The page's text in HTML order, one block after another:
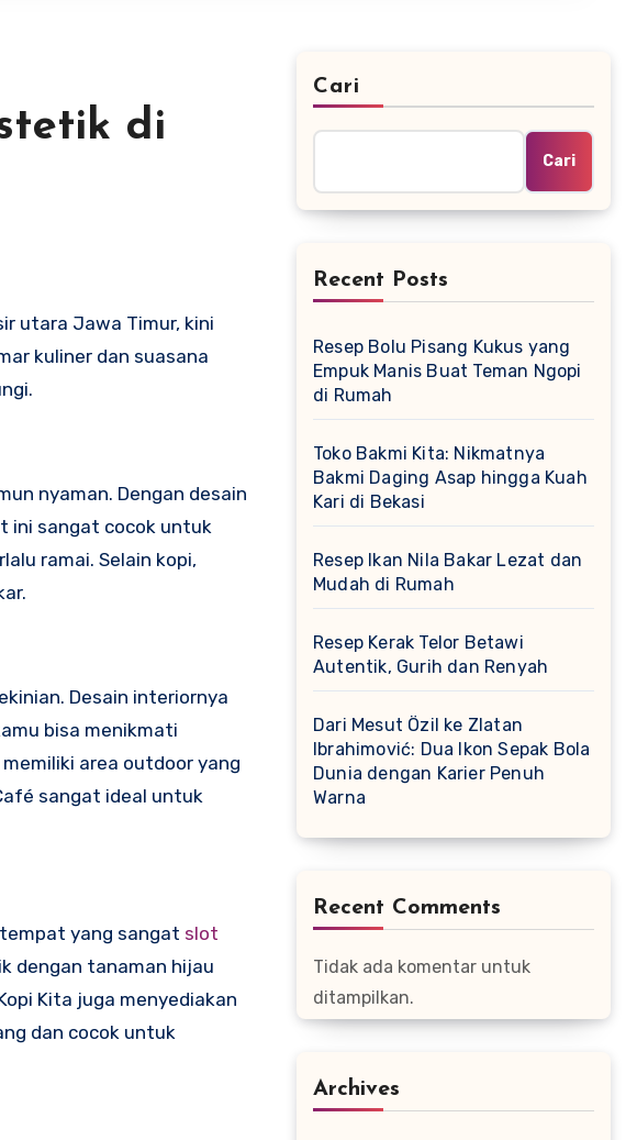
di
utara Jawa Timur, kini
kuliner dan suasana
nyaman. Dengan desain
ini sangat cocok untuk
ramai. Selain kopi,
Desain interiornya
bisa menikmati
area outdoor yang
sangat ideal untuk
yang sangat slot
dengan tanaman hijau
Kita juga menyediakan
dan cocok untuk
Cari
Cari
Recent Posts
Resep Bolu Pisang Kukus yang
Empuk Manis Buat Teman Ngopi
di Rumah
Toko Bakmi Kita: Nikmatnya
Bakmi Daging Asap hingga Kuah
Kari di Bekasi
Resep Ikan Nila Bakar Lezat dan
Mudah di Rumah
Resep Kerak Telor Betawi
Autentik, Gurih dan Renyah
Dari Mesut Özil ke Zlatan
Ibrahimović: Dua Ikon Sepak Bola
Dunia dengan Karier Penuh
Warna
Recent Comments
Tidak ada komentar untuk
ditampilkan.
Archives